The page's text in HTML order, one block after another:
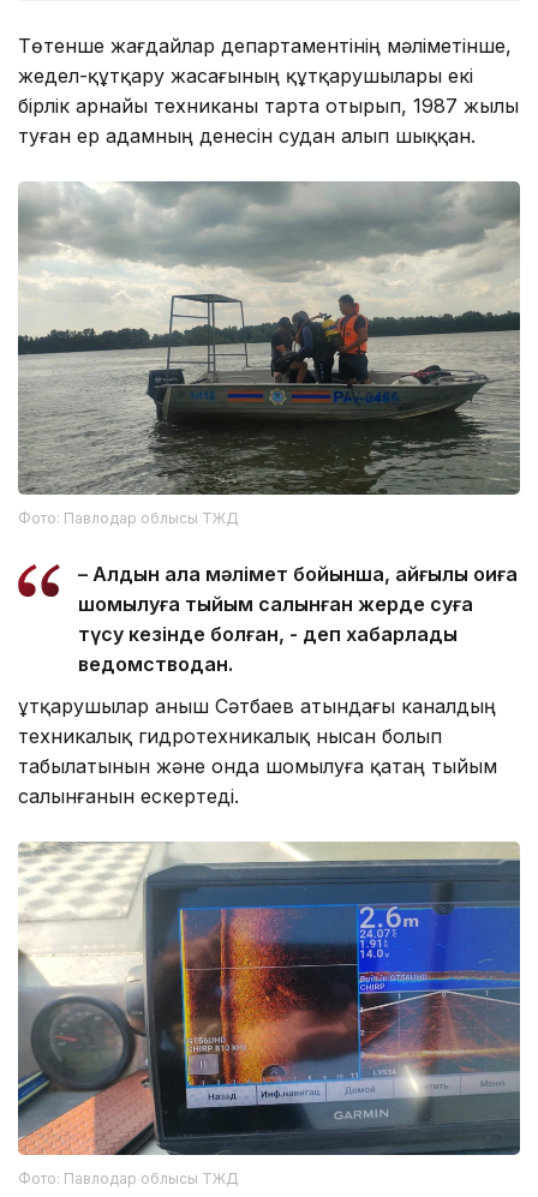
Төтенше жағдайлар департаментінің мәліметінше,
жедел-құтқару жасағының құтқарушылары екі
бірлік арнайы техниканы тарта отырып, 1987 жылы
туған ер адамның денесін судан алып шыққан.
Фото: Павлодар облысы ТЖД
– Алдын ала мәлімет бойынша, қайғылы оқиға
шомылуға тыйым салынған жерде суға
түсу кезінде болған, - деп хабарлады
ведомстводан.
Құтқарушылар Қаныш Сәтбаев атындағы каналдың
техникалық гидротехникалық нысан болып
табылатынын және онда шомылуға қатаң тыйым
салынғанын ескертеді.
Фото: Павлодар облысы ТЖД